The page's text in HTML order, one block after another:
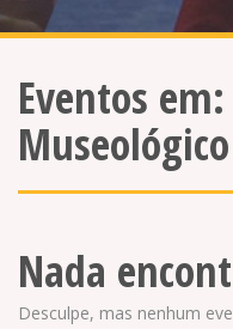
Eventos em:
Nada
Desculpe, mas nenhum